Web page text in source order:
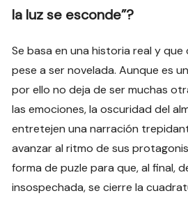
la luz se esconde”?
Se basa en una historia real y
pese a ser novelada. Aunque es
por ello no deja de ser muchas
las emociones, la oscuridad del
entretejen una narración
avanzar al ritmo de sus
forma de puzle para que, al final,
insospechada, se cierre la